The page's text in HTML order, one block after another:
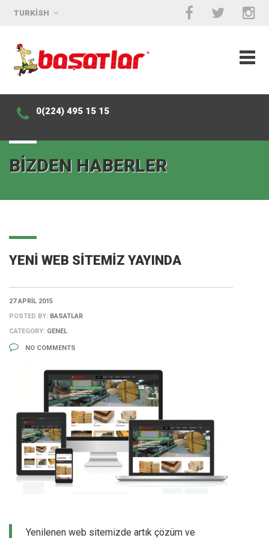
TURKISH
0(224) 495 15 15
BIZDEN HABERLER
YENI WEB SITEMIZ YAYINDA
27 APRIL 2015
POSTED BY: BASATLAR
CATEGORY: GENEL
NO COMMENTS
Yenilenen web sitemizde artık çözüm ve